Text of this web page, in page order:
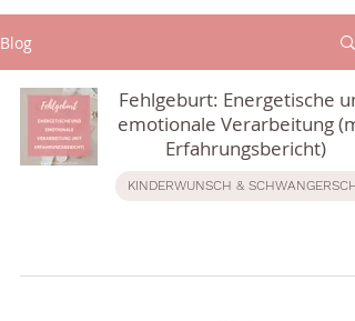
Blog
Fehlgeburt: Energetische
emotionale Verarbeitung
Erfahrungsbericht)
KINDERWUNSCH &